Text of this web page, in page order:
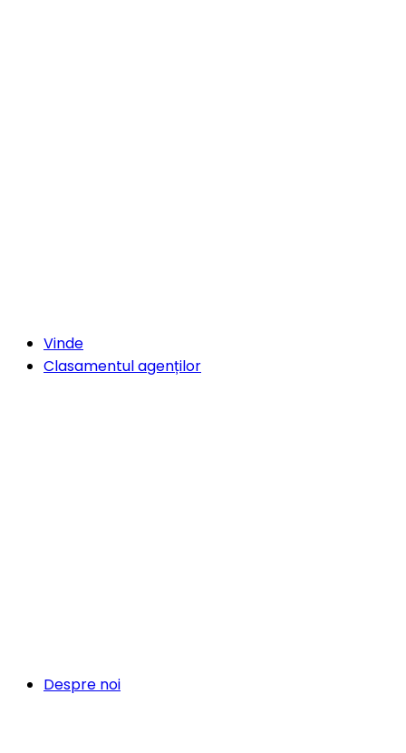
Vinde
Clasamentul agenților
Despre noi